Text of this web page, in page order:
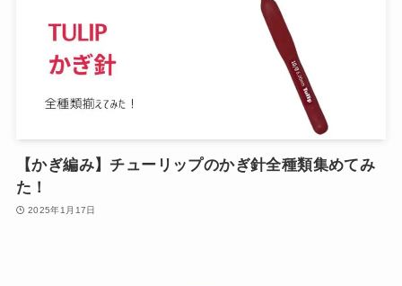
【かぎ編み】チューリップのかぎ針全種類集めてみ
た！
2025年1月17日